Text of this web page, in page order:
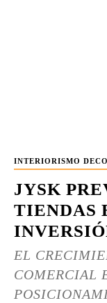
INTERIORISMO
JYSK
TIENDAS
EL
COMERCIAL